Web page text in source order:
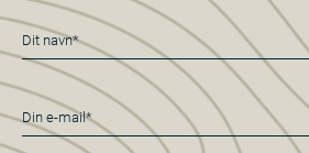
Navn
*
E-
mail